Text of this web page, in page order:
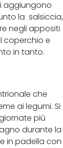
aggiungono
la salsiccia,
negli appositi
coperchio e
in tanto.
che
ai legumi. Si
più
durante la
in padella con